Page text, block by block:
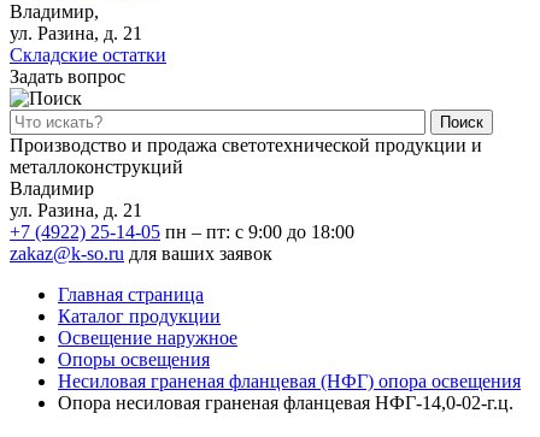
Владимир,
ул. Разина, д. 21
Складские остатки
Задать вопрос
Поиск
Производство и продажа светотехнической продукции и
металлоконструкций
Владимир
ул. Разина, д. 21
+7 (4922) 25-14-05 пн – пт: с 9:00 до 18:00
zakaz@k-so.ru для ваших заявок
Главная страница
Каталог продукции
Освещение наружное
Опоры освещения
Несиловая граненая фланцевая (НФГ) опора освещения
Опора несиловая граненая фланцевая НФГ-14,0-02-г.ц.